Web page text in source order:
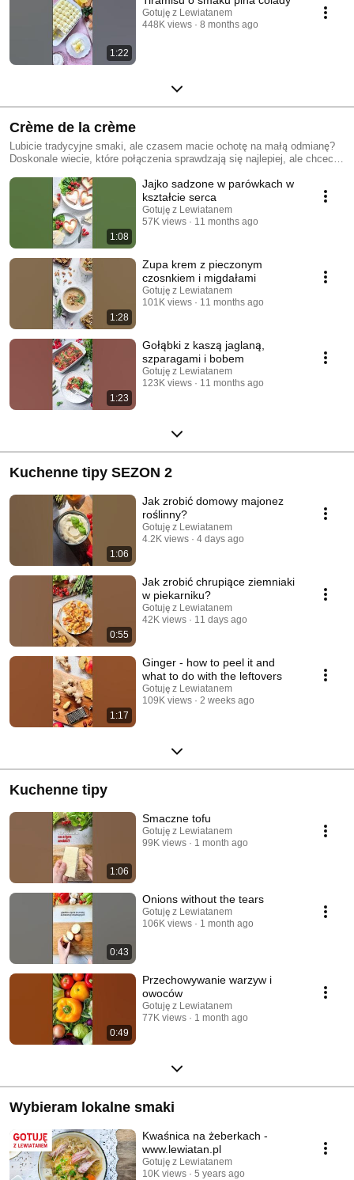
1:22
Gotuję z Lewiatanem
448K views
8 months ago
Crème de la crème
Lubicie tradycyjne smaki, ale czasem macie ochotę na małą odmianę?
Doskonale wiecie, które połączenia sprawdzają się najlepiej, ale chcecie
crème! 👌
1:08
Jajko sadzone w parówkach w
kształcie serca
Gotuję z Lewiatanem
57K views
11 months ago
1:28
Zupa krem z pieczonym
czosnkiem i migdałami
Gotuję z Lewiatanem
101K views
11 months ago
1:23
Gołąbki z kaszą jaglaną,
szparagami i bobem
Gotuję z Lewiatanem
123K views
11 months ago
Kuchenne tipy SEZON 2
1:06
Jak zrobić domowy majonez
roślinny?
Gotuję z Lewiatanem
4.2K views
4 days ago
0:55
Jak zrobić chrupiące ziemniaki
w piekarniku?
Gotuję z Lewiatanem
42K views
11 days ago
1:17
Ginger - how to peel it and
what to do with the leftovers
Gotuję z Lewiatanem
109K views
2 weeks ago
Kuchenne tipy
1:06
Smaczne tofu
Gotuję z Lewiatanem
99K views
1 month ago
0:43
Onions without the tears
Gotuję z Lewiatanem
106K views
1 month ago
0:49
Przechowywanie warzyw i
owoców
Gotuję z Lewiatanem
77K views
1 month ago
Wybieram lokalne smaki
Kwaśnica na żeberkach -
www.lewiatan.pl
Gotuję z Lewiatanem
10K views
5 years ago